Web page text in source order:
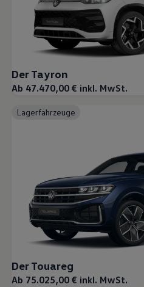
Der Tayron
Ab 47.470,00 € inkl. MwSt.
Lagerfahrzeuge
Der Touareg
Ab 75.025,00 € inkl. MwSt.